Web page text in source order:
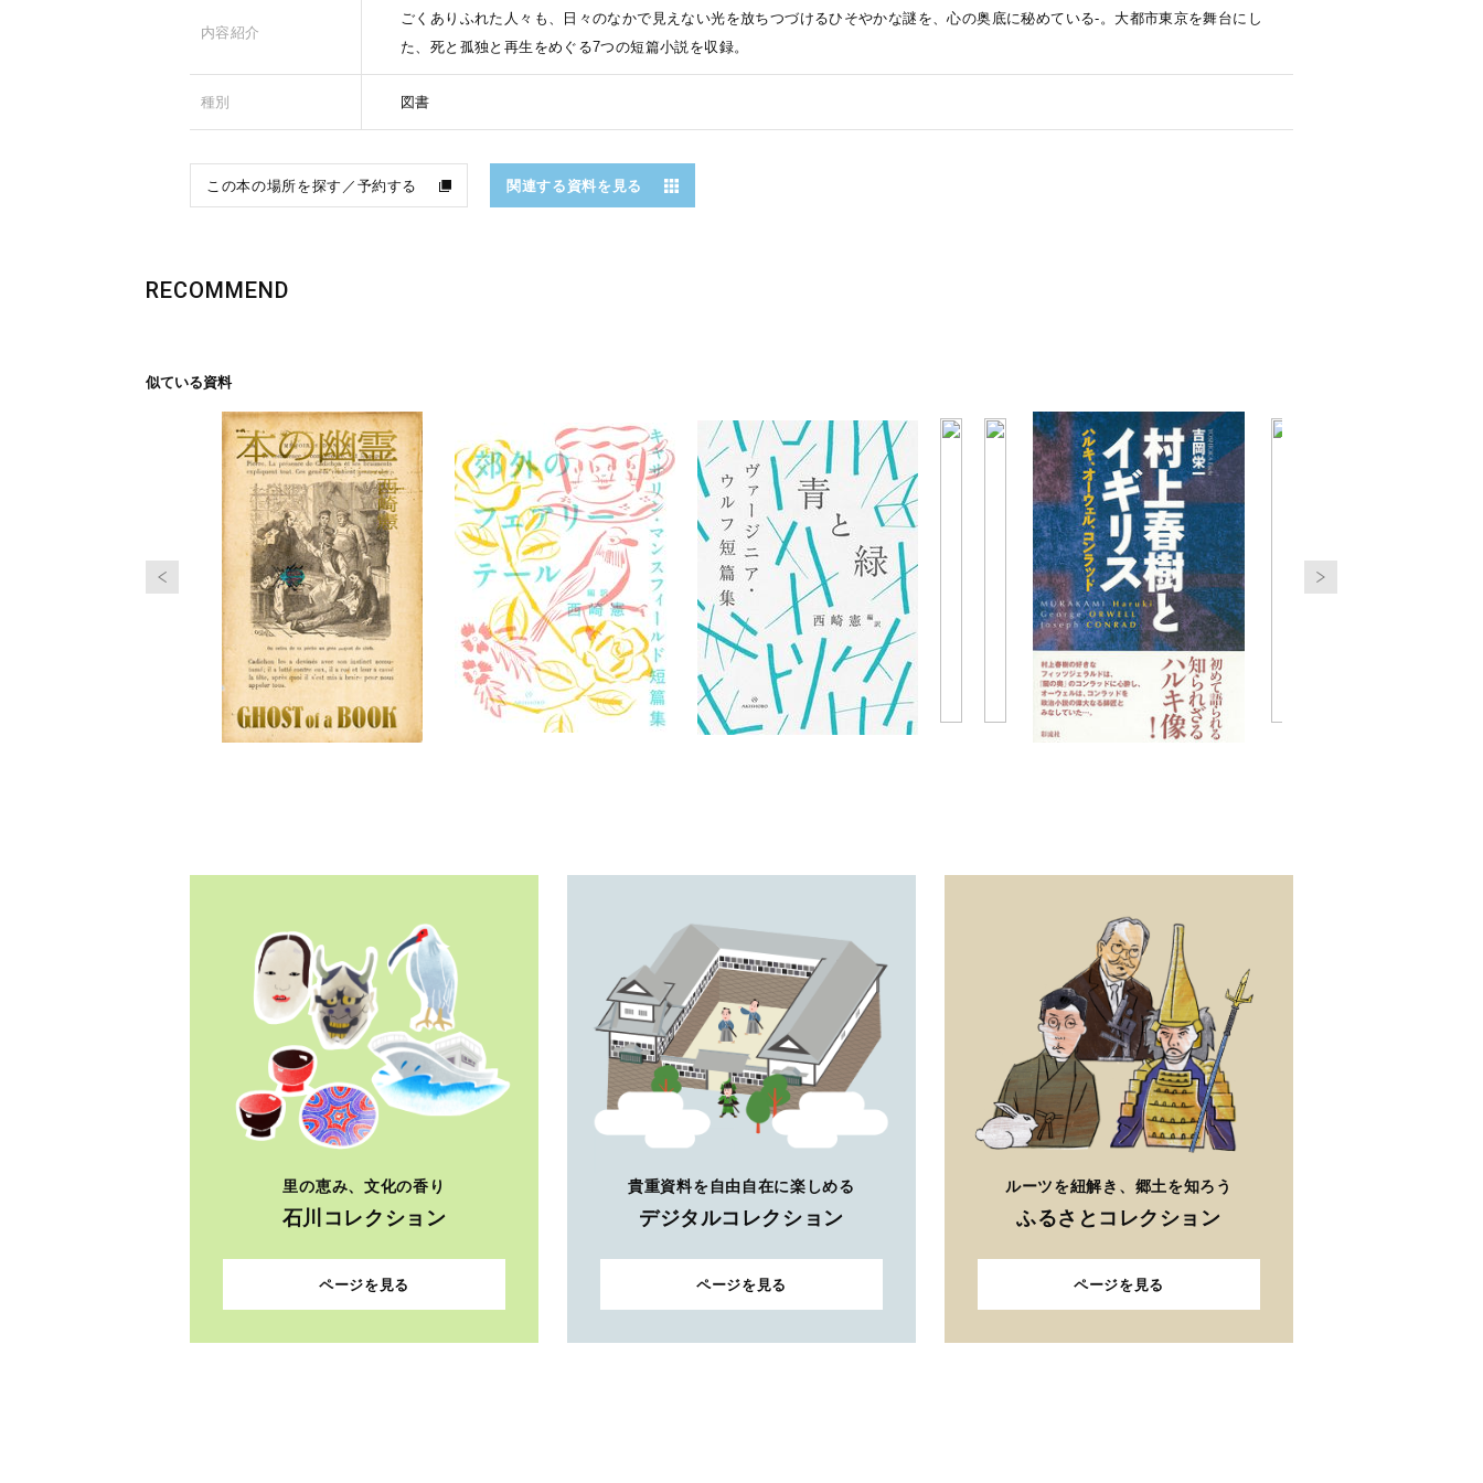
内容紹介
ごくありふれた人々も、日々のなかで見えない光を放ちつづけるひそやかな謎を、心の奥底に秘めている-。大都市東京を舞台にし
た、死と孤独と再生をめぐる7つの短篇小説を収録。
種別 図書
この本の場所を探す／予約する 関連する資料を見る
RECOMMEND
似ている資料
里の恵み、文化の香り
石川コレクション
ページを見る
貴重資料を自由自在に楽しめる
デジタルコレクション
ページを見る
ルーツを紐解き、郷土を知ろう
ふるさとコレクション
ページを見る